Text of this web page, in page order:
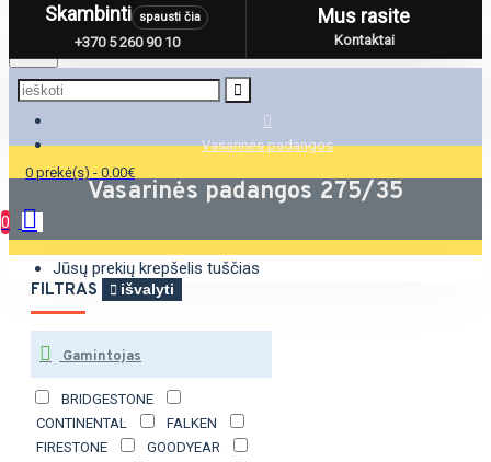
Menu
0 prekė(s) - 0.00€
0
Jūsų prekių krepšelis tuščias
Skambinti spausti čia
+370 5 260 90 10
Mus rasite
Kontaktai
Vasarinės padangos
Vasarinės padangos 275/35
FILTRAS išvalyti
Gamintojas
BRIDGESTONE
CONTINENTAL
FALKEN
FIRESTONE
GOODYEAR